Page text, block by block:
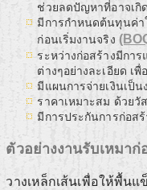
ช่วยลดปัญหาที่อาจเกิ
มีการกำหนดต้นทุนค่า
ก่อนเริ่มงานจริง
ระหว่างก่อสร้างมีกา
ต่างๆอย่างละเอียด เ
มีแผนการจ่ายเงินเป็
ราคาเหมาะสม ด้วย
มีการประกันการก่อส
ตัวอย่างงานรับเหมาก่
วางเหล็กเส้นเพื่อให้พื้นแ